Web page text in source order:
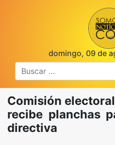
domingo, 09 de
Comisión
recibe planchas
directiva